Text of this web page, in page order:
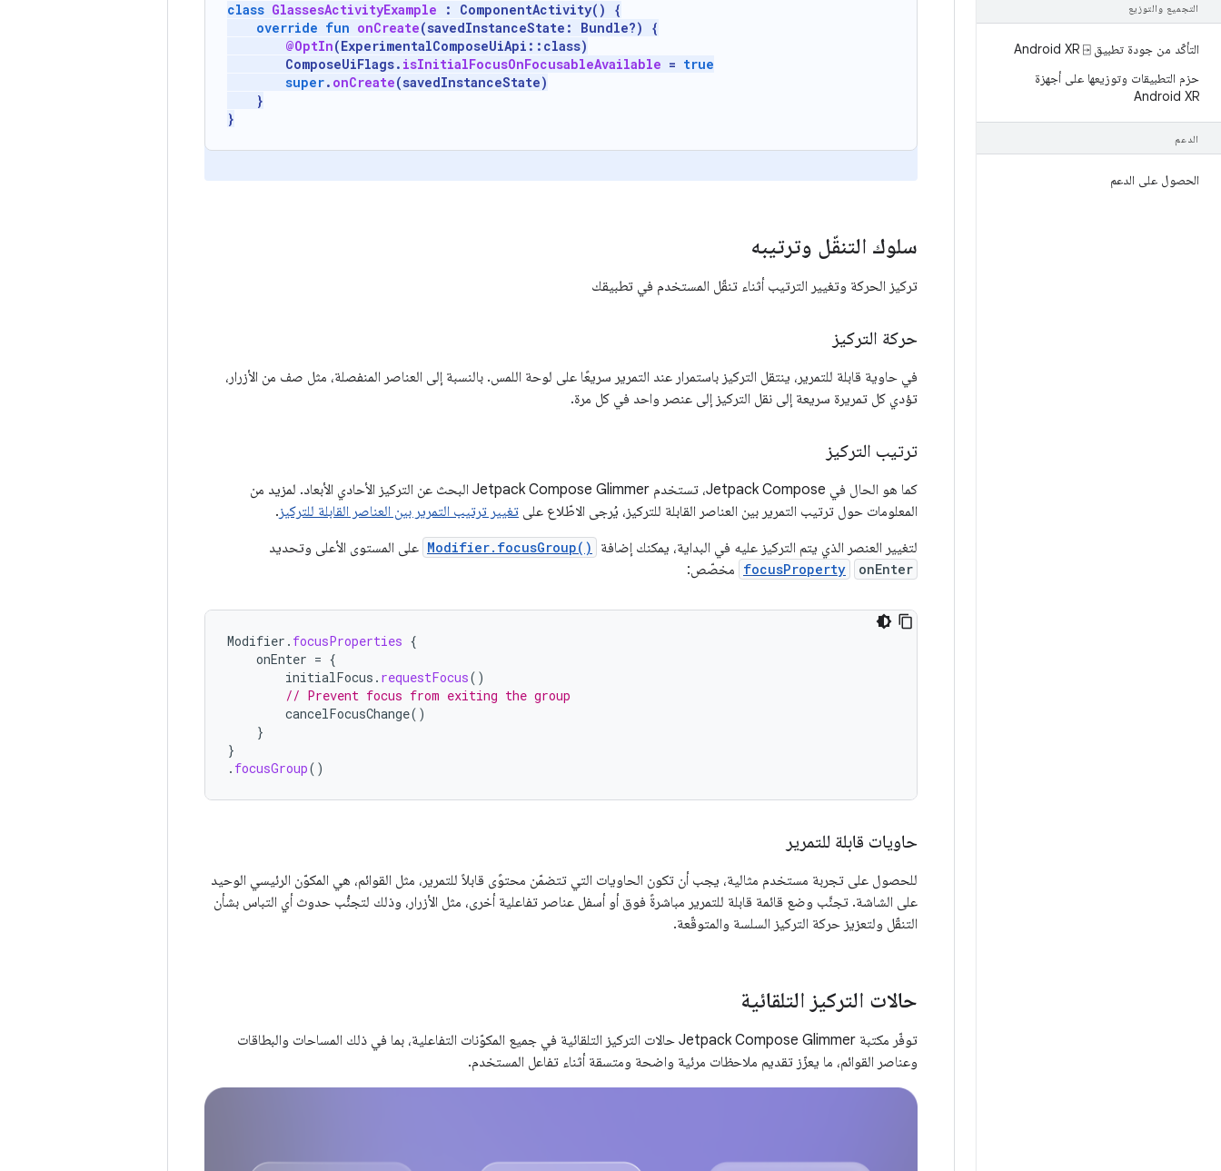
التجميع والتوزيع
التأكّد من جودة تطبيق Android XR ⍈
حزم التطبيقات وتوزيعها على أجهزة
Android XR
الدعم
الحصول على الدعم
class GlassesActivityExample : ComponentActivity()
{
override fun onCreate(savedInstanceState : Bundle?)
{
@OptIn(ExperimentalComposeUiApi :: class)
ComposeUiFlags. isInitialFocusOnFocusableAvailable = true
super. onCreate(savedInstanceState)
}
}
سلوك التنقّل وترتيبه
تركيز الحركة وتغيير الترتيب أثناء تنقّل المستخدم في تطبيقك
حركة التركيز
في حاوية قابلة للتمرير، ينتقل التركيز باستمرار عند التمرير سريعًا على لوحة اللمس. بالنسبة إلى العناصر المنفصلة، مثل صف من الأزرار،
تؤدي كل تمريرة سريعة إلى نقل التركيز إلى عنصر واحد في كل مرة.
ترتيب التركيز
كما هو الحال في Jetpack Compose، تستخدم Jetpack Compose Glimmer البحث عن التركيز الأحادي الأبعاد. لمزيد من
المعلومات حول ترتيب التمرير بين العناصر القابلة للتركيز، يُرجى الاطّلاع على تغيير ترتيب التمرير بين العناصر القابلة للتركيز.
لتغيير العنصر الذي يتم التركيز عليه في البداية، يمكنك إضافة
Modifier.focusGroup() على المستوى الأعلى وتحديد
onEnter
focusProperty مخصّص:
Modifier . focusProperties {
onEnter = {
initialFocus . requestFocus()
// Prevent focus from exiting the group
cancelFocusChange()
}
}
. focusGroup()
حاويات قابلة للتمرير
للحصول على تجربة مستخدم مثالية، يجب أن تكون الحاويات التي تتضمّن محتوًى قابلاً للتمرير، مثل القوائم، هي المكوّن الرئيسي الوحيد
على الشاشة. تجنَّب وضع قائمة قابلة للتمرير مباشرةً فوق أو أسفل عناصر تفاعلية أخرى، مثل الأزرار، وذلك لتجنُّب حدوث أي التباس بشأن
التنقّل ولتعزيز حركة التركيز السلسة والمتوقّعة.
حالات التركيز التلقائية
توفّر مكتبة Jetpack Compose Glimmer حالات التركيز التلقائية في جميع المكوّنات التفاعلية، بما في ذلك المساحات والبطاقات
وعناصر القوائم، ما يعزّز تقديم ملاحظات مرئية واضحة ومتسقة أثناء تفاعل المستخدم.